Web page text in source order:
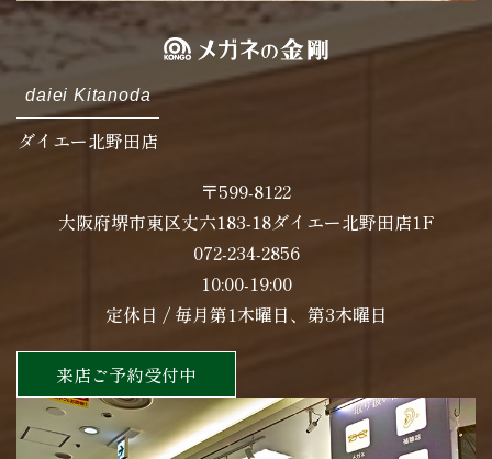
daiei Kitanoda
ダイエー北野田店
〒599-8122
大阪府堺市東区丈六183-18ダイエー北野田店1F
072-234-2856
10:00-19:00
定休日 / 毎月第1木曜日、第3木曜日
来店ご予約受付中